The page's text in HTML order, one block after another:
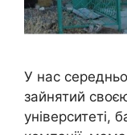
У нас
зайнятий
університеті,